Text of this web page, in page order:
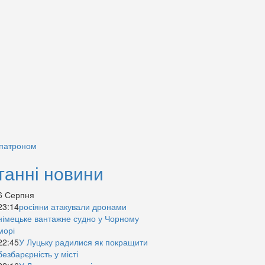
новини
Серпня
росіяни атакували дронами
вантажне судно у Чорному
У Луцьку радилися як покращити
у місті